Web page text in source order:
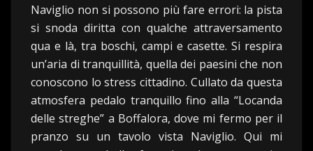
Naviglio non si possono più fare errori: la pista
si snoda diritta con qualche attraversamento
qua e là, tra boschi, campi e casette. Si respira
un’aria di tranquillità, quella dei paesini che non
conoscono lo stress cittadino. Cullato da questa
atmosfera pedalo tranquillo fino alla “Locanda
delle streghe” a Boffalora, dove mi fermo per il
pranzo su un tavolo vista Naviglio. Qui mi